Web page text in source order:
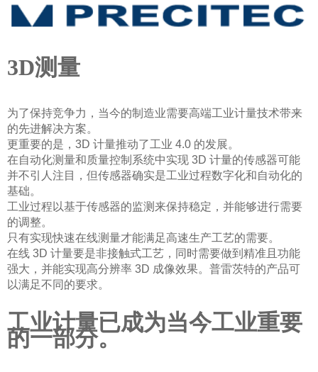
3D测量
为了保持竞争力，当今的制造业需要高端工业计量技术带来
的先进解决方案。
更重要的是， 3D 计量推动了工业 4.0 的发展。
在自动化测量和质量控制系统中实现 3D 计量的传感器可能
并不引人注目，但传感器确实是工业过程数字化和自动化的
基础。
工业过程以基于传感器的监测来保持稳定，并能够进行需要
的调整。
只有实现快速在线测量才能满足高速生产工艺的需要。
在线 3D 计量要是非接触式工艺，同时需要做到精准且功能
强大，并能实现高分辨率 3D 成像效果。普雷茨特的产品可
以满足不同的要求。
工业计量已成为当今工业重要
的一部分。